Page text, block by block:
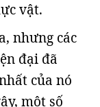
vật.
nhưng các
đại đã
của nó
một số